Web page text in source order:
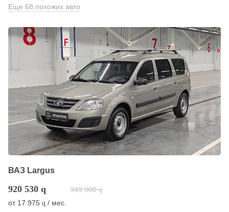
Еще 68 похожих авто
ВАЗ Largus
920 530 q 949 000 q
от 17 975 q / мес.